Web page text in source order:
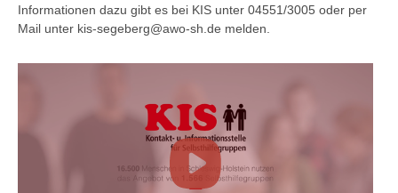
Informationen dazu gibt es bei KIS unter 04551/3005 oder per
Mail unter kis-segeberg@awo-sh.de melden.